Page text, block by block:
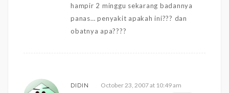
hampir 2 minggu sekarang badannya
panas… penyakit apakah ini??? dan
obatnya apa????
DIDIN October 23, 2007 at 10:49 am